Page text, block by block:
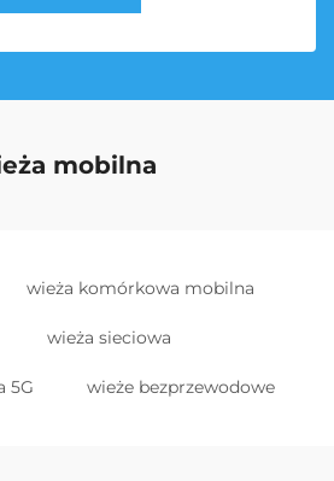
mobilna
wieża komórkowa mobilna
wieża sieciowa
5G wieże bezprzewodowe